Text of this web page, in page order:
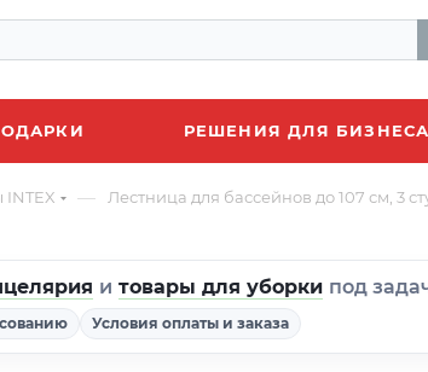
РЕШЕНИЯ ДЛЯ БИЗНЕСА
INTEX — Лестница для бассейнов до 107 см, 3
и товары для уборки под
Условия оплаты и заказа